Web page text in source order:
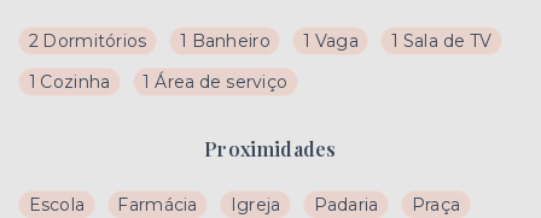
2 Dormitórios 1 Banheiro 1 Vaga
1 Sala de TV
1 Cozinha
1 Área de serviço
Proximidades
Escola Farmácia Igreja Padaria
Praça